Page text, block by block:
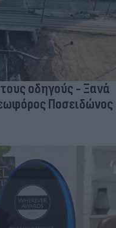
οδηγούς - Ξανά
Ποσειδώνος